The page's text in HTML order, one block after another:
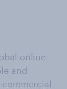
online
and